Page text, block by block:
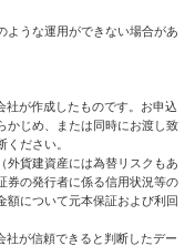
ような運用ができない場合があ
社が作成したものです。お申込
かじめ、または同時にお渡し致
ださい。
外貨建資産には為替リスクもあ
券の発行者に係る信用状況等の
額について元本保証および利回
社が信頼できると判断したデー